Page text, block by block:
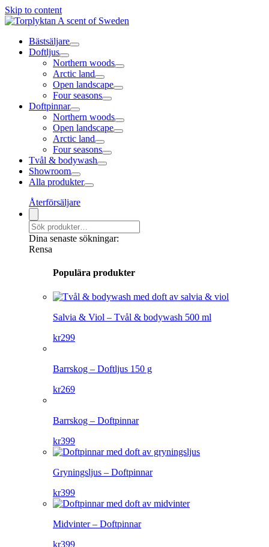
Skip to content
Bästsäljare
Doftljus
Northern woods
Arctic land
Open landscape
Four seasons
Doftpinnar
Northern woods
Open landscape
Arctic land
Four seasons
Tvål & bodywash
Showroom
Alla produkter
Återförsäljare
Dina senaste sökningar:
Rensa
Populära produkter
Salvia & Viol – Tvål & bodywash 500 ml
kr299
Barrskog – Doftljus 150 g
kr269
Barrskog – Doftpinnar
kr399
Gryningsljus – Doftpinnar
kr399
Midvinter – Doftpinnar
kr399